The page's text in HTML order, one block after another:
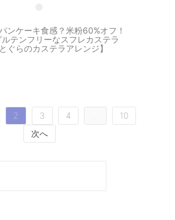
ンケーキ食感？米粉60%オフ！
テンフリーなスフレカステラ
ぐらのカステラアレンジ】
2 3 4
10
次へ